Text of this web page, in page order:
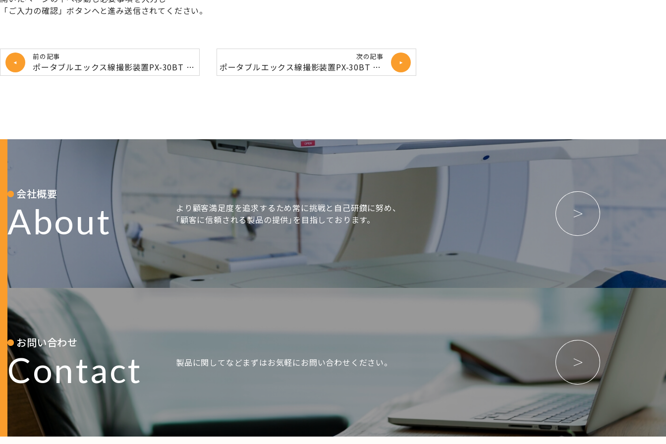
「ご入力の確認」ボタンへと進み送信されてください。
前の記事
ポータブルエックス線撮影装置PX-30BT light納品致しました
次の記事
ポータブルエックス線撮影装置PX-30BT light納品致しました
会社概要
About
より顧客満足度を追求するため常に挑戦と自己研鑽に努め、
｢顧客に信頼される製品の提供｣を目指しております。
お問い合わせ
Contact 製品に関してなどまずはお気軽にお問い合わせください。